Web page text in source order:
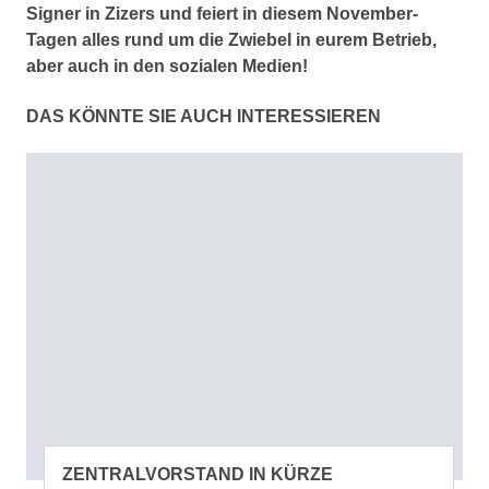
Signer in Zizers und feiert in diesem November-
Tagen alles rund um die Zwiebel in eurem Betrieb,
aber auch in den sozialen Medien!
DAS KÖNNTE SIE AUCH INTERESSIEREN
ZENTRALVORSTAND IN KÜRZE